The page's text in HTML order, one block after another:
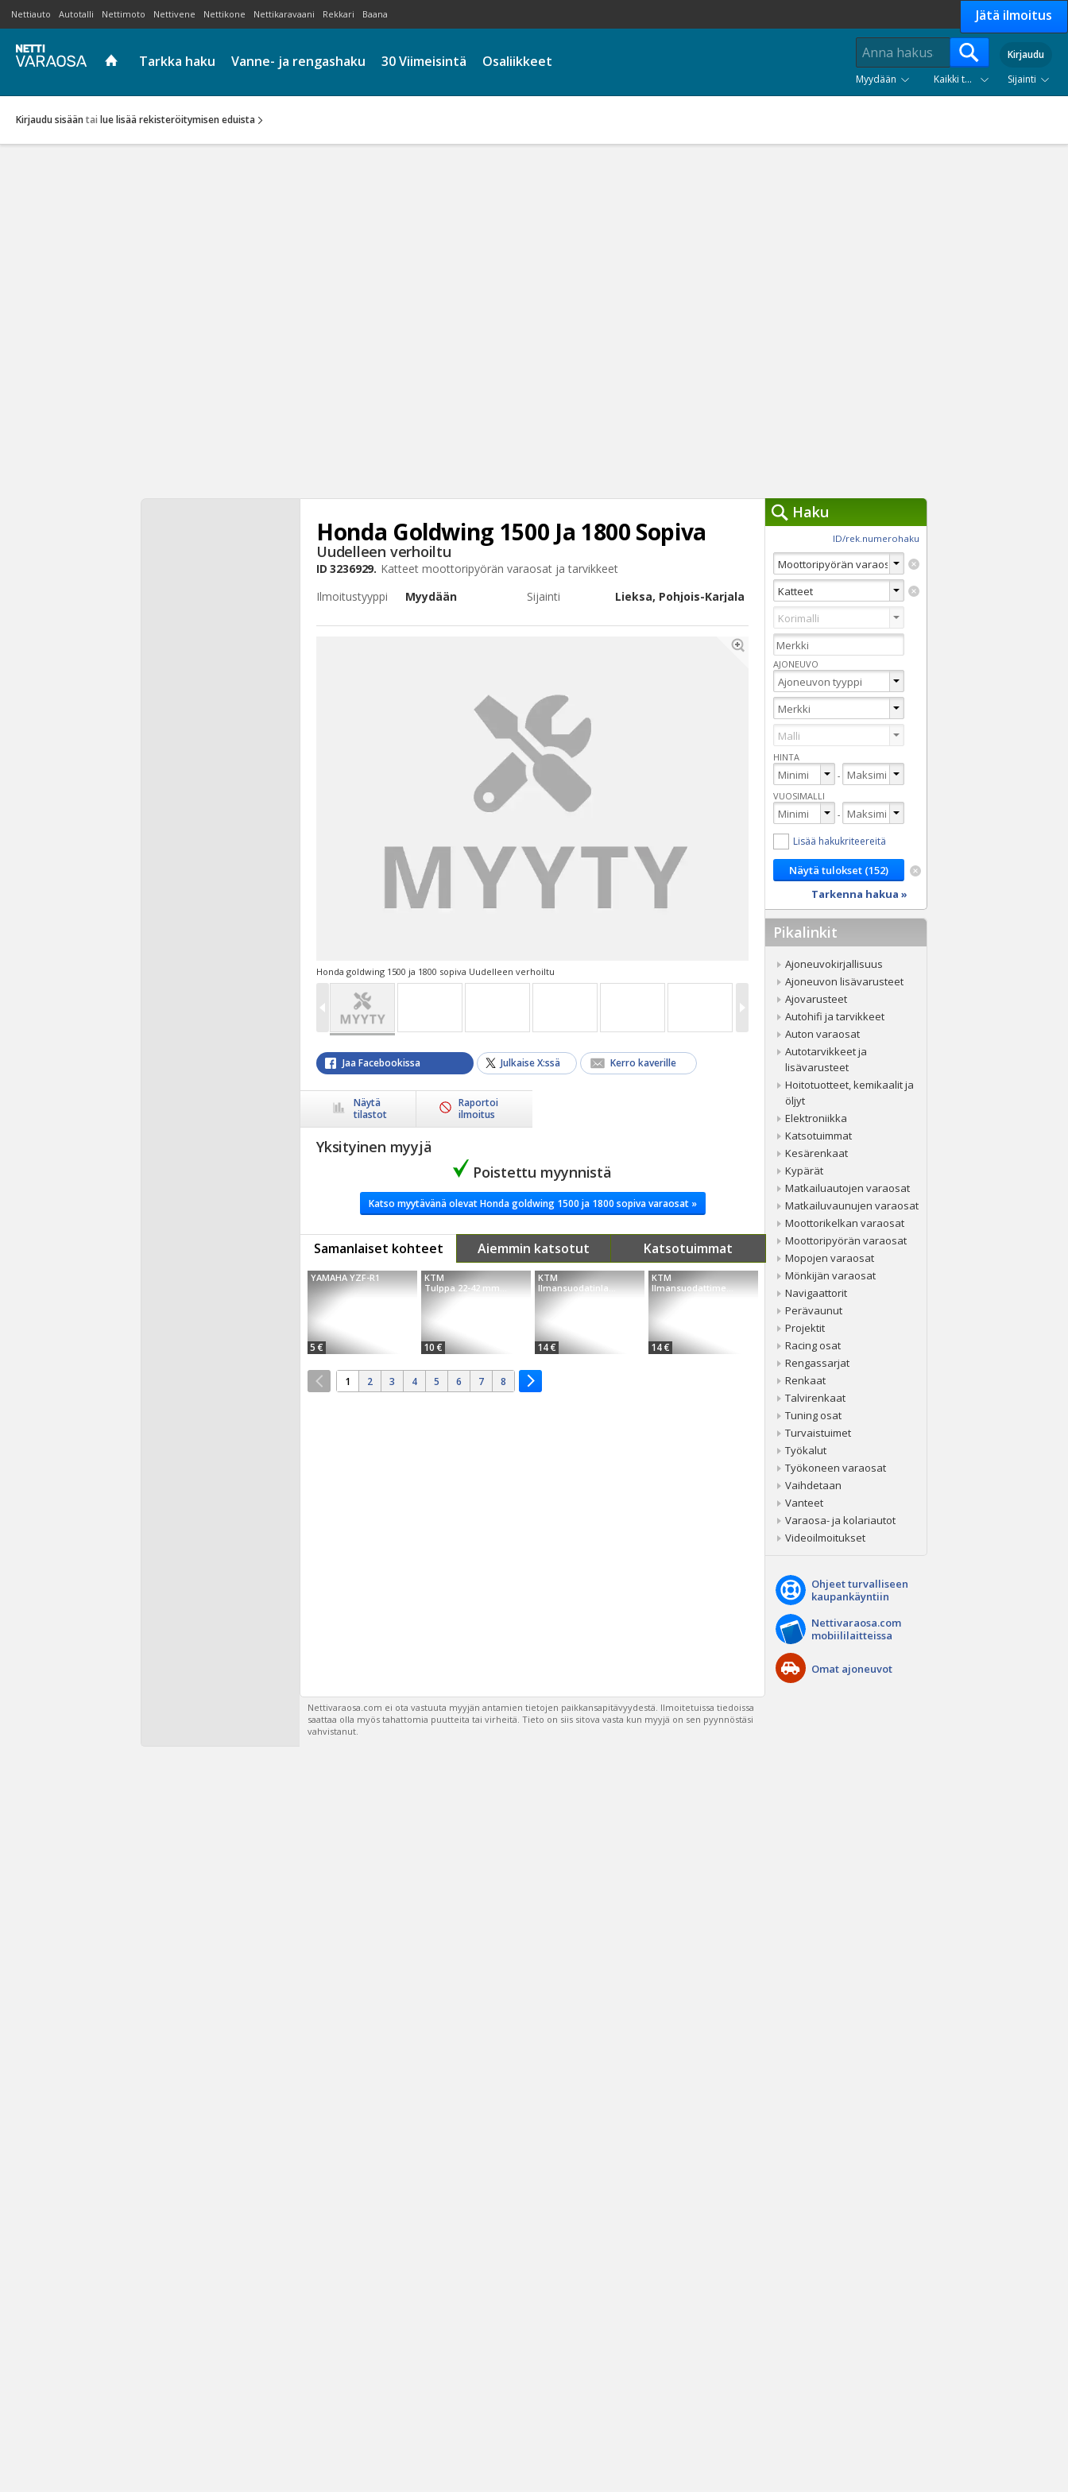
Nettiauto Autotalli Nettimoto Nettivene Nettikone Nettikaravaani Rekkari Baana Jätä ilmoitus
Tarkka haku Vanne- ja rengashaku 30 Viimeisintä Osaliikkeet
Kirjaudu
Myydään
Kaikki tuoteryhmät Sijainti
Kirjaudu sisään tai lue lisää rekisteröitymisen eduista
Honda Goldwing 1500 Ja 1800 Sopiva
Uudelleen verhoiltu
ID3236929. Katteetmoottoripyörän varaosat ja tarvikkeet
Ilmoitustyyppi
Myydään Sijainti Lieksa, Pohjois-Karjala
Honda goldwing 1500 ja 1800 sopiva Uudelleen verhoiltu
Jaa Facebookissa Julkaise X:ssä Kerro kaverille
Näytä
tilastot
Raportoi
ilmoitus
Yksityinen myyjä
Poistettu myynnistä
Katso myytävänä olevat Honda goldwing 1500 ja 1800 sopiva varaosat »
Samanlaiset kohteet Aiemmin katsotut Katsotuimmat
YAMAHA YZF-R1
5 €
KTM
Tulppa 22-42 mm...
10 €
KTM
Ilmansuodatinla...
14 €
KTM
Ilmansuodattime...
14 €
1 2 3 4 5 6 7 8
Nettivaraosa.com ei ota vastuuta myyjän antamien tietojen paikkansapitävyydestä. Ilmoitetuissa tiedoissa
saattaa olla myös tahattomia puutteita tai virheitä. Tieto on siis sitova vasta kun myyjä on sen pyynnöstäsi
vahvistanut.
Haku
Hakutyökalut » ID/rek.numerohaku
AJONEUVO
HINTA
-
VUOSIMALLI
-
Lisää hakukriteereitä
Tarkenna hakua »
Pikalinkit
Ajoneuvokirjallisuus
Ajoneuvon lisävarusteet
Ajovarusteet
Autohifi ja tarvikkeet
Auton varaosat
Autotarvikkeet ja
lisävarusteet
Hoitotuotteet, kemikaalit ja
öljyt
Elektroniikka
Katsotuimmat
Kesärenkaat
Kypärät
Matkailuautojen varaosat
Matkailuvaunujen varaosat
Moottorikelkan varaosat
Moottoripyörän varaosat
Mopojen varaosat
Mönkijän varaosat
Navigaattorit
Perävaunut
Projektit
Racing osat
Rengassarjat
Renkaat
Talvirenkaat
Tuning osat
Turvaistuimet
Työkalut
Työkoneen varaosat
Vaihdetaan
Vanteet
Varaosa- ja kolariautot
Videoilmoitukset
Ohjeet turvalliseen
kaupankäyntiin
Nettivaraosa.com
mobiililaitteissa
Omat ajoneuvot